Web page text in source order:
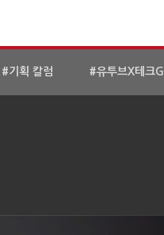
#기획 칼럼 #유투브X테크G